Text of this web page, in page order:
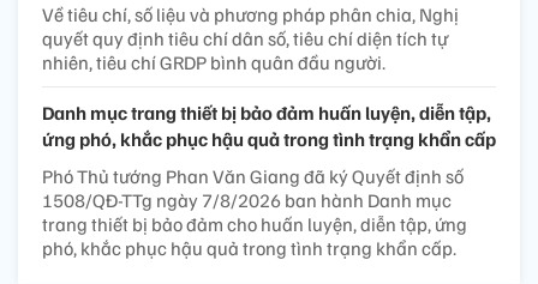
Về tiêu chí, số liệu và phương pháp phân chia, Nghị
quyết quy định tiêu chí dân số, tiêu chí diện tích tự
nhiên, tiêu chí GRDP bình quân đầu người.
Danh mục trang thiết bị bảo đảm huấn luyện, diễn tập,
ứng phó, khắc phục hậu quả trong tình trạng khẩn cấp
Phó Thủ tướng Phan Văn Giang đã ký Quyết định số
1508/QĐ-TTg ngày 7/8/2026 ban hành Danh mục
trang thiết bị bảo đảm cho huấn luyện, diễn tập, ứng
phó, khắc phục hậu quả trong tình trạng khẩn cấp.